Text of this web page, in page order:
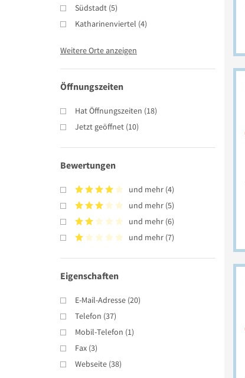
Südstadt (5)
Katharinenviertel (4)
Weitere Orte anzeigen
Öffnungszeiten
Hat Öffnungszeiten (18)
Jetzt geöffnet (10)
Bewertungen
und mehr (4)
und mehr (5)
und mehr (6)
und mehr (7)
Eigenschaften
E-Mail-Adresse (20)
Telefon (37)
Mobil-Telefon (1)
Fax (3)
Webseite (38)